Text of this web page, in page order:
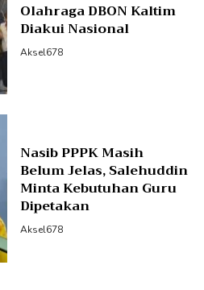
Olahraga DBON Kaltim
Diakui Nasional
Aksel678
Nasib PPPK Masih
Belum Jelas, Salehuddin
Minta Kebutuhan Guru
Dipetakan
Aksel678